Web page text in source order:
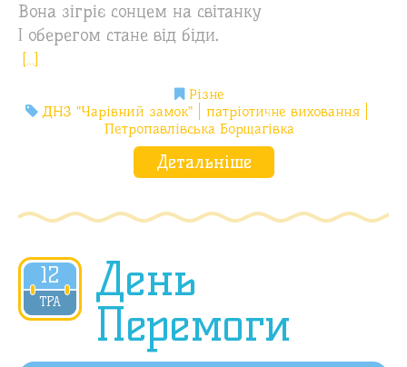
Вона зігріє сонцем на світанку
І оберегом стане від біди.
[…]
Різне
ДНЗ "Чарівний замок"
патріотичне виховання
Петропавлівська Борщагівка
Детальніше
12
ТРА
2020
День
Перемоги